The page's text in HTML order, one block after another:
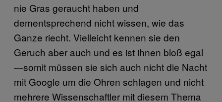
nie Gras geraucht haben und
dementsprechend nicht wissen, wie das
Ganze riecht. Vielleicht kennen sie den
Geruch aber auch und es ist ihnen bloß egal
—somit müssen sie sich auch nicht die Nacht
mit Google um die Ohren schlagen und nicht
mehrere Wissenschaftler mit diesem Thema